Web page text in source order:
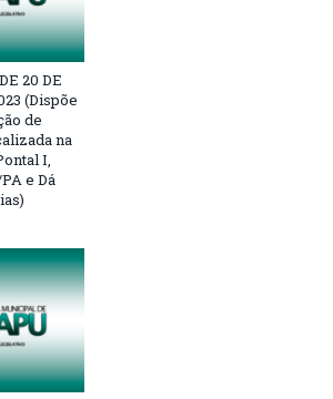
20 DE
(Dispõe
de
na
I,
e Dá